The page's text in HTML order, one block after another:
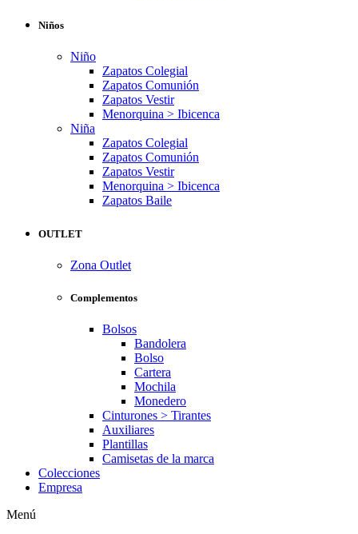
Niños
Niño
Zapatos Colegial
Zapatos Comunión
Zapatos Vestir
Menorquina > Ibicenca
Niña
Zapatos Colegial
Zapatos Comunión
Zapatos Vestir
Menorquina > Ibicenca
Zapatos Baile
OUTLET
Zona Outlet
Complementos
Bolsos
Bandolera
Bolso
Cartera
Mochila
Monedero
Cinturones > Tirantes
Auxiliares
Plantillas
Camisetas de la marca
Colecciones
Empresa
Menú